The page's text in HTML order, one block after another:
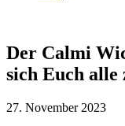
Der Calmi
sich Euch
27. November 2023